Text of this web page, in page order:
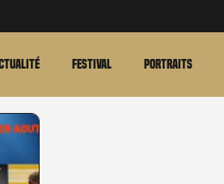
Festival Portraits
En bref